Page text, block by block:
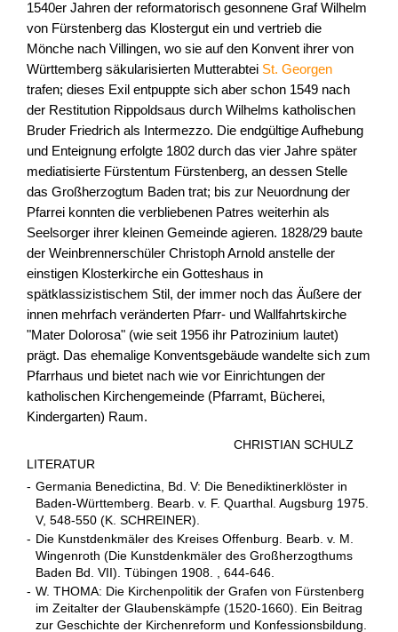
1540er Jahren der reformatorisch gesonnene Graf Wilhelm
von Fürstenberg das Klostergut ein und vertrieb die
Mönche nach Villingen, wo sie auf den Konvent ihrer von
Württemberg säkularisierten Mutterabtei St. Georgen
trafen; dieses Exil entpuppte sich aber schon 1549 nach
der Restitution Rippoldsaus durch Wilhelms katholischen
Bruder Friedrich als Intermezzo. Die endgültige Aufhebung
und Enteignung erfolgte 1802 durch das vier Jahre später
mediatisierte Fürstentum Fürstenberg, an dessen Stelle
das Großherzogtum Baden trat; bis zur Neuordnung der
Pfarrei konnten die verbliebenen Patres weiterhin als
Seelsorger ihrer kleinen Gemeinde agieren. 1828/29 baute
der Weinbrennerschüler Christoph Arnold anstelle der
einstigen Klosterkirche ein Gotteshaus in
spätklassizistischem Stil, der immer noch das Äußere der
innen mehrfach veränderten Pfarr- und Wallfahrtskirche
"Mater Dolorosa" (wie seit 1956 ihr Patrozinium lautet)
prägt. Das ehemalige Konventsgebäude wandelte sich zum
Pfarrhaus und bietet nach wie vor Einrichtungen der
katholischen Kirchengemeinde (Pfarramt, Bücherei,
Kindergarten) Raum.
CHRISTIAN SCHULZ
LITERATUR
- Germania Benedictina, Bd. V: Die Benediktinerklöster in
Baden-Württemberg. Bearb. v. F. Quarthal. Augsburg 1975.
V, 548-550 (K. SCHREINER).
- Die Kunstdenkmäler des Kreises Offenburg. Bearb. v. M.
Wingenroth (Die Kunstdenkmäler des Großherzogthums
Baden Bd. VII). Tübingen 1908. , 644-646.
- W. THOMA: Die Kirchenpolitik der Grafen von Fürstenberg
im Zeitalter der Glaubenskämpfe (1520-1660). Ein Beitrag
zur Geschichte der Kirchenreform und Konfessionsbildung.